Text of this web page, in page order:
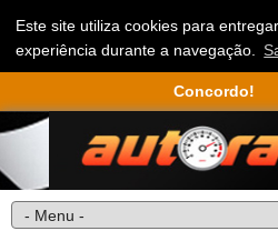
Este site utiliza cookies para
experiência durante a navegação.
Concordo!